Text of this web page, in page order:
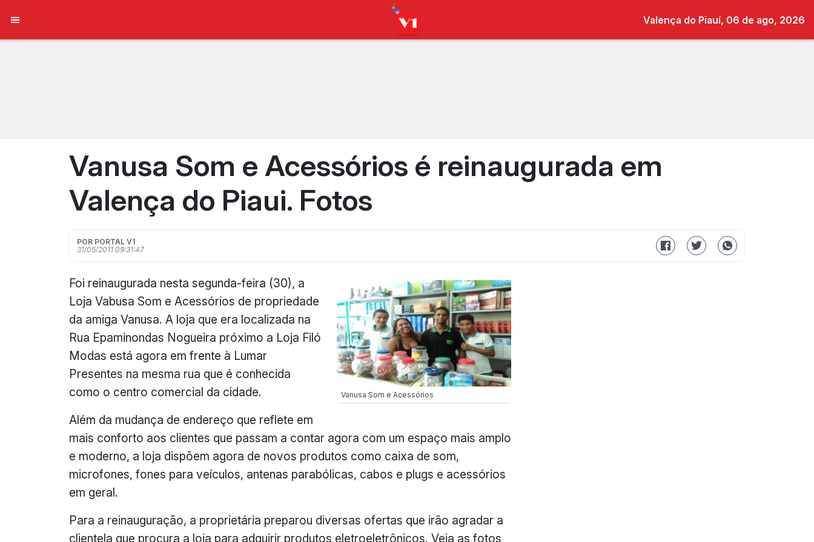
Valença do Piauí, 06 de ago, 2026
Vanusa Som e Acessórios é reinaugurada em
Valença do Piaui. Fotos
POR PORTAL V1
31/05/2011 09:31:47
Vanusa Som e Acessórios
Foi reinaugurada nesta segunda-feira (30), a
Loja Vabusa Som e Acessórios de propriedade
da amiga Vanusa. A loja que era localizada na
Rua Epaminondas Nogueira próximo a Loja Filó
Modas está agora em frente à Lumar
Presentes na mesma rua que é conhecida
como o centro comercial da cidade.
Além da mudança de endereço que reflete em
mais conforto aos clientes que passam a contar agora com um espaço mais amplo
e moderno, a loja dispõem agora de novos produtos como caixa de som,
microfones, fones para veículos, antenas parabólicas, cabos e plugs e acessórios
em geral.
Para a reinauguração, a proprietária preparou diversas ofertas que irão agradar a
clientela que procura a loja para adquirir produtos eletroeletrônicos. Veja as fotos